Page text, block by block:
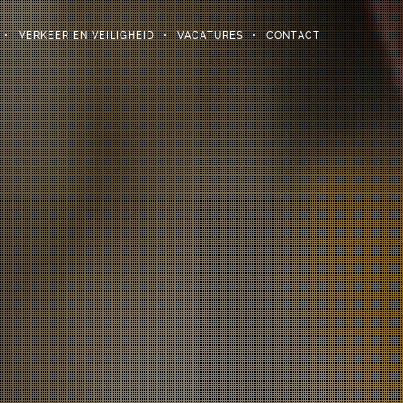
VERKEER EN VEILIGHEID VACATURES CONTACT